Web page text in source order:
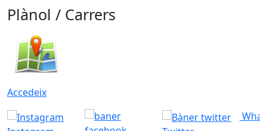
Plànol / Carrers
Accedeix